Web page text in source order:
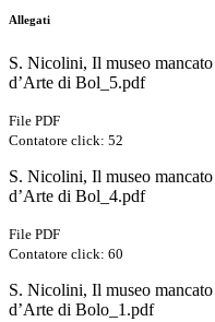
Allegati
S. Nicolini, Il museo
d’Arte di Bol_5.pdf
File PDF
Contatore click: 52
S. Nicolini, Il museo
d’Arte di Bol_4.pdf
File PDF
Contatore click: 60
S. Nicolini, Il museo
d’Arte di Bolo_1.pdf